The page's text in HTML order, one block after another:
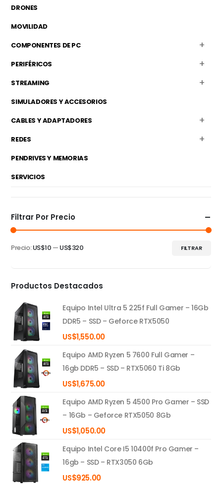
DRONES
MOVILIDAD
COMPONENTES DE PC
PERIFÉRICOS
STREAMING
SIMULADORES Y ACCESORIOS
CABLES Y ADAPTADORES
REDES
PENDRIVES Y MEMORIAS
SERVICIOS
Filtrar Por Precio
mínimo
máximo
FILTRAR
Precio:US$10 — US$320
Productos Destacados
Equipo Intel Ultra 5 225f Full Gamer – 16Gb
DDR5 – SSD – Geforce RTX5050
US$1,550.00
Equipo AMD Ryzen 5 7600 Full Gamer –
16gb DDR5 – SSD – RTX5060 Ti 8Gb
US$1,675.00
Equipo AMD Ryzen 5 4500 Pro Gamer – SSD
– 16Gb – Geforce RTX5050 8Gb
US$1,050.00
Equipo Intel Core I5 10400f Pro Gamer –
16gb – SSD – RTX3050 6Gb
US$925.00